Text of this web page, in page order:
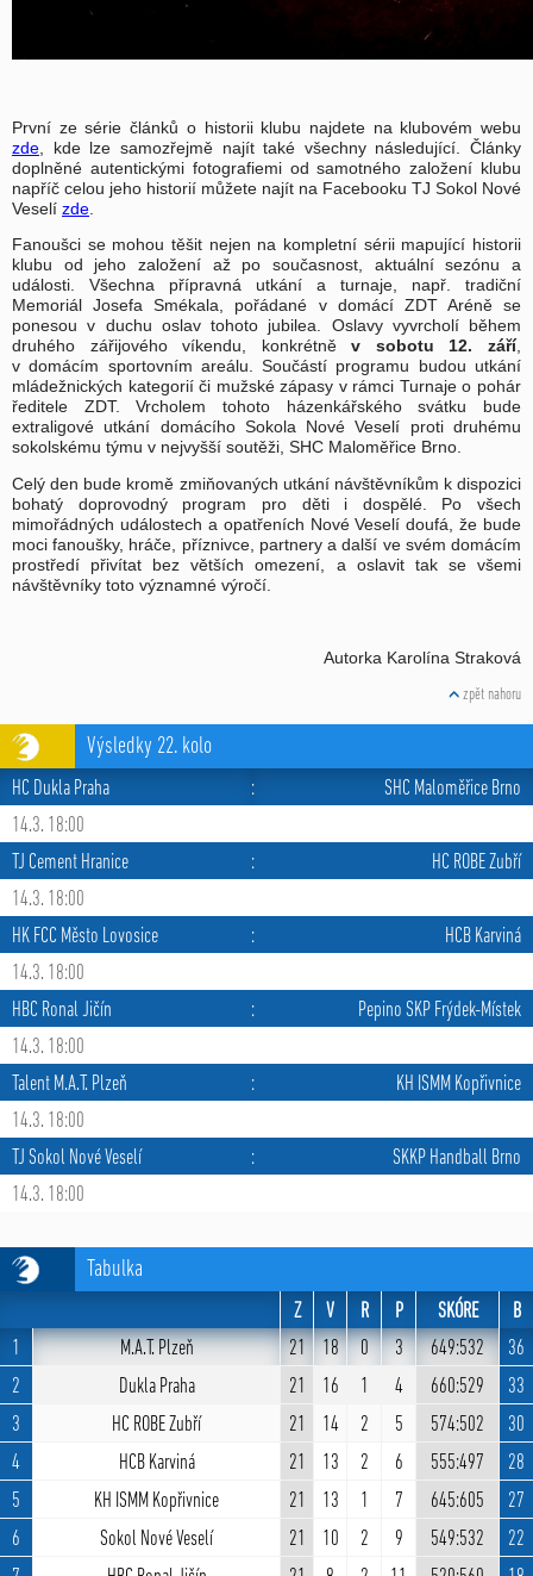
První ze série článků o historii klubu najdete na klubovém webu
zde , kde lze samozřejmě najít také všechny následující. Články
doplněné autentickými fotografiemi od samotného založení klubu
napříč celou jeho historií můžete najít na Facebooku TJ Sokol Nové
Veselí zde
Fanoušci se mohou těšit nejen na kompletní sérii mapující historii
klubu od jeho založení až po současnost, aktuální sezónu a
události. Všechna přípravná utkání a turnaje, např. tradiční
Memoriál Josefa Smékala, pořádané v domácí ZDT Aréně se
ponesou v duchu oslav tohoto jubilea. Oslavy vyvrcholí během
druhého zářijového víkendu, konkrétněv sobotu 12. září,
v domácím sportovním areálu. Součástí programu budou utkání
mládežnických kategorií či mužské zápasy v rámci Turnaje o pohár
ředitele ZDT. Vrcholem tohoto házenkářského svátku bude
extraligové utkání domácího Sokola Nové Veselí proti druhému
sokolskému týmu v nejvyšší soutěži, SHC Maloměřice Brno.
Celý den bude kromě zmiňovaných utkání návštěvníkům k dispozici
bohatý doprovodný program pro děti i dospělé. Po všech
mimořádných událostech a opatřeních Nové Veselí doufá, že bude
moci fanoušky, hráče, příznivce, partnery a další ve svém domácím
prostředí přivítat bez větších omezení, a oslavit tak se všemi
návštěvníky toto významné výročí.
Autorka Karolína Straková
zpět nahoru
Výsledky 22. kolo
HC Dukla Praha :
SHC Maloměřice Brno
14.3. 18:00
TJ Cement Hranice
:
HC ROBE Zubří
14.3. 18:00
HK FCC Město Lovosice
:
HCB Karviná
14.3. 18:00
HBC Ronal Jičín
:
Pepino SKP Frýdek-Místek
14.3. 18:00
Talent M.A.T. Plzeň
:
KH ISMM Kopřivnice
14.3. 18:00
TJ Sokol Nové Veselí
:
SKKP Handball Brno
14.3. 18:00
Tabulka
Z V R P SKÓRE
B
1
M.A.T. Plzeň 21 18 0 3 649:532
36
2
Dukla Praha 21 16 1 4 660:529
33
3
HC ROBE Zubří 21 14 2 5 574:502
30
4
HCB Karviná 21 13 2 6 555:497
28
5
KH ISMM Kopřivnice 21 13 1 7 645:605
27
6
Sokol Nové Veselí 21 10 2 9 549:532
22